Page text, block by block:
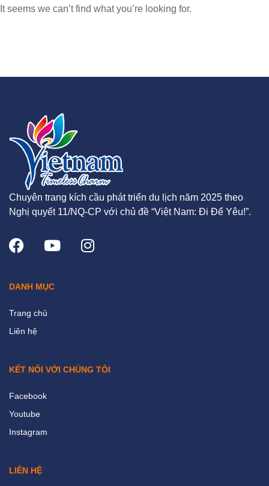
It seems we can’t find what you’re looking for.
Chuyên trang kích cầu phát triển du lịch năm 2025 theo
Nghị quyết 11/NQ-CP với chủ đề “Việt Nam: Đi Để Yêu!”.
DANH MỤC
Trang chủ
Liên hệ
KẾT NỐI VỚI CHÚNG TÔI
Facebook
Youtube
Instagram
LIÊN HỆ